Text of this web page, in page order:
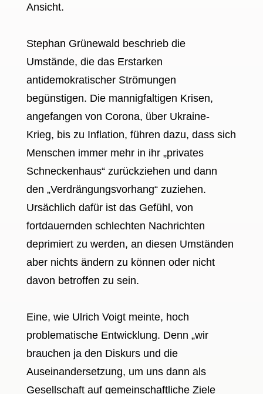
Ansicht.
Stephan Grünewald beschrieb die
Umstände, die das Erstarken
antidemokratischer Strömungen
begünstigen. Die mannigfaltigen Krisen,
angefangen von Corona, über Ukraine-
Krieg, bis zu Inflation, führen dazu, dass sich
Menschen immer mehr in ihr „privates
Schneckenhaus“ zurückziehen und dann
den „Verdrängungsvorhang“ zuziehen.
Ursächlich dafür ist das Gefühl, von
fortdauernden schlechten Nachrichten
deprimiert zu werden, an diesen Umständen
aber nichts ändern zu können oder nicht
davon betroffen zu sein.
Eine, wie Ulrich Voigt meinte, hoch
problematische Entwicklung. Denn „wir
brauchen ja den Diskurs und die
Auseinandersetzung, um uns dann als
Gesellschaft auf gemeinschaftliche Ziele